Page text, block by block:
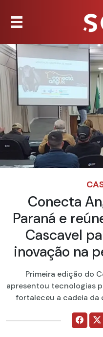
Conecta
Paraná e
Cascavel
inovação na
Primeira edição do
apresentou tecnologias
fortaleceu a cadeia da